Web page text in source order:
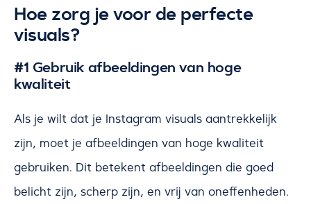
Hoe zorg je voor de perfecte
visuals?
#1 Gebruik afbeeldingen van hoge
kwaliteit
Als je wilt dat je Instagram visuals aantrekkelijk
zijn, moet je afbeeldingen van hoge kwaliteit
gebruiken. Dit betekent afbeeldingen die goed
belicht zijn, scherp zijn, en vrij van oneffenheden.